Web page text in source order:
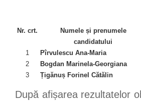
Nr. crt.
Numele și prenumele
candidatului
1 Pîrvulescu Ana-Maria
2
Bogdan Marinela-Georgiana
3
Țigănuș Forinel Cătălin
După afișarea rezultatelor